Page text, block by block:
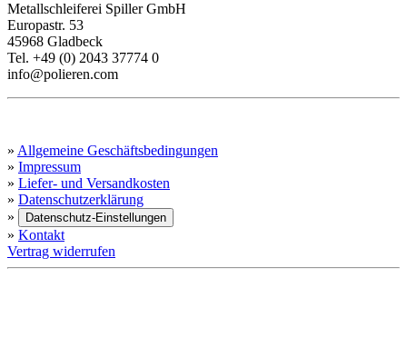
Metallschleiferei Spiller GmbH
Europastr. 53
45968 Gladbeck
Tel. +49 (0) 2043 37774 0
info@polieren.com
» Allgemeine Geschäftsbedingungen
» Impressum
» Liefer- und Versandkosten
» Datenschutzerklärung
»
Datenschutz-Einstellungen
» Kontakt
Vertrag widerrufen